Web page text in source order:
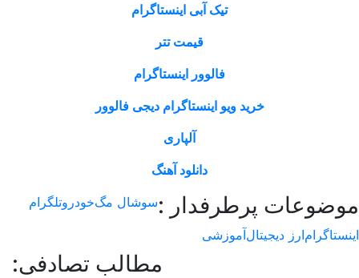
تیک آبی اینستاگرام
قیمت تتر
فالوور اینستاگرام
خرید ویو اینستاگرام دیجی فالوور
آلپاری
دانلود آهنگ
پرطرفدار : سوشال مگخودروتلگرام
ارز دیجیتالآموزشی
مطالب تصادفی: